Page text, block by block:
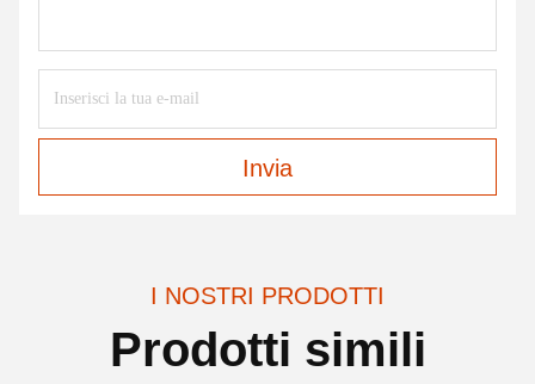
Invia
I NOSTRI PRODOTTI
Prodotti simili